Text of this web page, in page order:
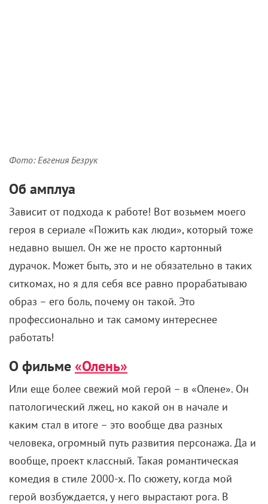
Фото: Евгения Безрук
Об амплуа
Зависит от подхода к работе! Вот возьмем моего
героя в сериале «Пожить как люди», который тоже
недавно вышел. Он же не просто картонный
дурачок. Может быть, это и не обязательно в таких
ситкомах, но я для себя все равно прорабатываю
образ – его боль, почему он такой. Это
профессионально и так самому интереснее
работать!
О фильме«Олень»
Или еще более свежий мой герой – в «Олене». Он
патологический лжец, но какой он в начале и
каким стал в итоге – это вообще два разных
человека, огромный путь развития персонажа. Да и
вообще, проект классный. Такая романтическая
комедия в стиле 2000-х. По сюжету, когда мой
герой возбуждается, у него вырастают рога. В